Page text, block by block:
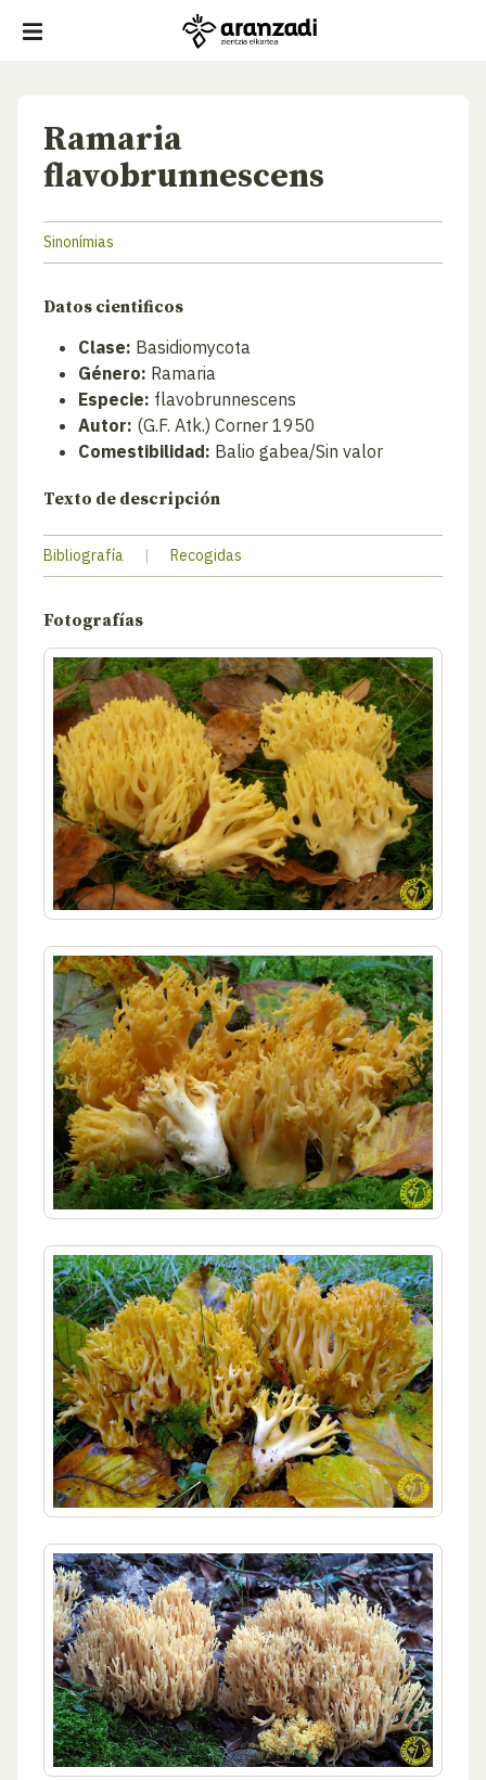
Ramaria
flavobrunnescens
Sinonímias
Datos cientificos
Clase: Basidiomycota
Género: Ramaria
Especie: flavobrunnescens
Autor: (G.F. Atk.) Corner 1950
Comestibilidad: Balio gabea/Sin valor
Texto de descripción
Bibliografía | Recogidas
Fotografías